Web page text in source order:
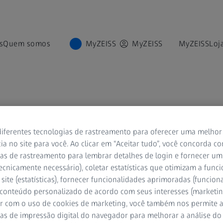
Quem somos MyZEISS MyZEISS MyZEISS
PARA OFTALMOLOGIA
trabalham para você.
trabalho de oftalmologia.
ocular com a tecnologia digital, conectando dispositivos,
tecnologias de rastreamento para oferecer uma melhor
no site para você. Ao clicar em “Aceitar tudo”, você concorda
de rastreamento para lembrar detalhes de login e fornecer
necessário), coletar estatísticas que otimizam a
(estatísticas), fornecer funcionalidades aprimoradas
personalizado de acordo com seus interesses
com o uso de cookies de marketing, você também nos permite
de impressão digital do navegador para melhorar a análise do